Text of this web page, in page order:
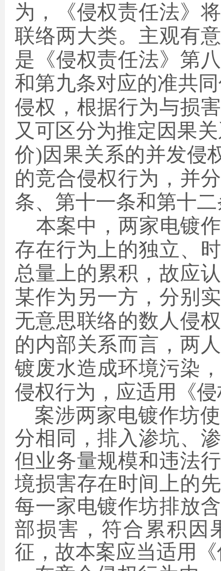
为，《侵权责任法》
联络两大类。主观有
是《侵权责任法》第
和第九条对应的准共
侵权，根据行为与损
又可区分为推定因果
价)因果关系的并发侵
的竞合侵权行为，并
条、第十一条和第十
本案中， 两家电镀
存在行为上的独立、
总量上的累积，故应
某作为另一方，分别
无意思联络的数人侵
的内部关系而言，两
镀废水造成环境污染
侵权行为，应适用《
案涉两家电镀作坊
分相同，排入渗坑、
但业务量规模和违法
境损害存在时间上的
每一家电镀作坊排放
部损害，符合累积因
征，故本案应当适用